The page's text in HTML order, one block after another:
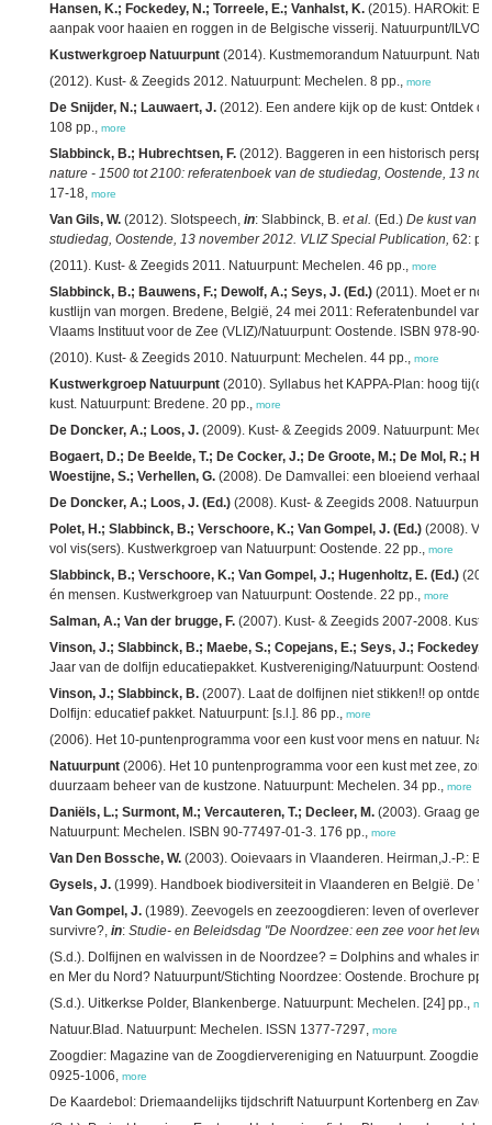
Hansen, K.; Fockedey, N.; Torreele, E.; Vanhalst, K. (2015). HAROkit:
aanpak voor haaien en roggen in de Belgische visserij. Natuurpunt/ILVO/
Kustwerkgroep Natuurpunt (2014). Kustmemorandum Natuurpunt.
(2012). Kust- & Zeegids 2012. Natuurpunt: Mechelen. 8 pp., more
De Snijder, N.; Lauwaert, J. (2012). Een andere kijk op de kust: Ontdek
108 pp., more
Slabbinck, B.; Hubrechtsen, F. (2012). Baggeren in een historisch
nature - 1500 tot 2100: referatenboek van de studiedag, Oostende, 13
17-18, more
Van Gils, W. (2012). Slotspeech, in: Slabbinck, B. et al. (Ed.) De kust van
studiedag, Oostende, 13 november 2012. VLIZ Special Publication, 62:
(2011). Kust- & Zeegids 2011. Natuurpunt: Mechelen. 46 pp., more
Slabbinck, B.; Bauwens, F.; Dewolf, A.; Seys, J. (Ed.) (2011). Moet er
kustlijn van morgen. Bredene, België, 24 mei 2011: Referatenbundel van
Vlaams Instituut voor de Zee (VLIZ)/Natuurpunt: Oostende. ISBN 978-90-
(2010). Kust- & Zeegids 2010. Natuurpunt: Mechelen. 44 pp., more
Kustwerkgroep Natuurpunt (2010). Syllabus het KAPPA-Plan: hoog
kust. Natuurpunt: Bredene. 20 pp., more
De Doncker, A.; Loos, J. (2009). Kust- & Zeegids 2009. Natuurpunt:
Bogaert, D.; De Beelde, T.; De Cocker, J.; De Groote, M.; De Mol, R.;
Woestijne, S.; Verhellen, G. (2008). De Damvallei: een bloeiend verhaal.
De Doncker, A.; Loos, J. (Ed.) (2008). Kust- & Zeegids 2008.
Polet, H.; Slabbinck, B.; Verschoore, K.; Van Gompel, J. (Ed.) (2008).
vol vis(sers). Kustwerkgroep van Natuurpunt: Oostende. 22 pp., more
Slabbinck, B.; Verschoore, K.; Van Gompel, J.; Hugenholtz, E. (Ed.)
én mensen. Kustwerkgroep van Natuurpunt: Oostende. 22 pp., more
Salman, A.; Van der brugge, F. (2007). Kust- & Zeegids 2007-2008.
Vinson, J.; Slabbinck, B.; Maebe, S.; Copejans, E.; Seys, J.; Fockedey,
Jaar van de dolfijn educatiepakket. Kustvereniging/Natuurpunt:
Vinson, J.; Slabbinck, B. (2007). Laat de dolfijnen niet stikken!! op
Dolfijn: educatief pakket. Natuurpunt: [s.l.]. 86 pp., more
(2006). Het 10-puntenprogramma voor een kust voor mens en natuur.
Natuurpunt (2006). Het 10 puntenprogramma voor een kust met zee,
duurzaam beheer van de kustzone. Natuurpunt: Mechelen. 34 pp., more
Daniëls, L.; Surmont, M.; Vercauteren, T.; Decleer, M. (2003). Graag
Natuurpunt: Mechelen. ISBN 90-77497-01-3. 176 pp., more
Van Den Bossche, W. (2003). Ooievaars in Vlaanderen. Heirman,J.-P.:
Gysels, J. (1999). Handboek biodiversiteit in Vlaanderen en België. De
Van Gompel, J. (1989). Zeevogels en zeezoogdieren: leven of
survivre?, in: Studie- en Beleidsdag "De Noordzee: een zee voor het
(S.d.). Dolfijnen en walvissen in de Noordzee? = Dolphins and whales in
en Mer du Nord? Natuurpunt/Stichting Noordzee: Oostende. Brochure pp.,
(S.d.). Uitkerkse Polder, Blankenberge. Natuurpunt: Mechelen. [24] pp.,
Natuur.Blad. Natuurpunt: Mechelen. ISSN 1377-7297, more
Zoogdier: Magazine van de Zoogdiervereniging en Natuurpunt.
0925-1006, more
De Kaardebol: Driemaandelijks tijdschrift Natuurpunt Kortenberg en